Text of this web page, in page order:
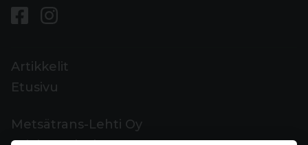
Artikkelit
Etusivu
Metsätrans-Lehti Oy